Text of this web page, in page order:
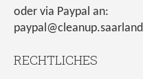
oder via Paypal an:
paypal@cleanup.saarland
RECHTLICHES